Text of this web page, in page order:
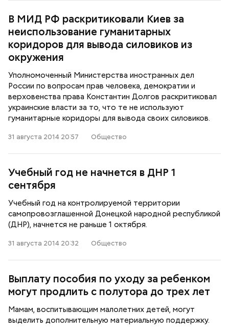
В МИД РФ раскритиковали Киев за
неиспользование гуманитарных
коридоров для вывода силовиков из
окружения
Уполномоченный Министерства иностранных дел
России по вопросам прав человека, демократии и
верховенства права Константин Долгов раскритиковал
украинские власти за то, что те не используют
гуманитарные коридоры для вывода своих силовиков.
31 августа 2014 20:57 Общество
Учебный год не начнется в ДНР 1
сентября
Учебный год на контролируемой территории
самопровозглашенной Донецкой народной республикой
(ДНР), начнется не раньше 1 октября.
31 августа 2014 20:32 Общество
Выплату пособия по уходу за ребенком
могут продлить с полутора до трех лет
Мамам, воспитывающим малолетних детей, могут
выделить дополнительную материальную поддержку.